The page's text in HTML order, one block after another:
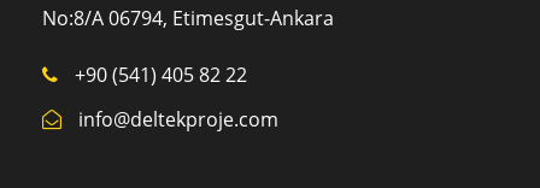
No:8/A 06794, Etimesgut-Ankara
+90 (541) 405 82 22
info@deltekproje.com